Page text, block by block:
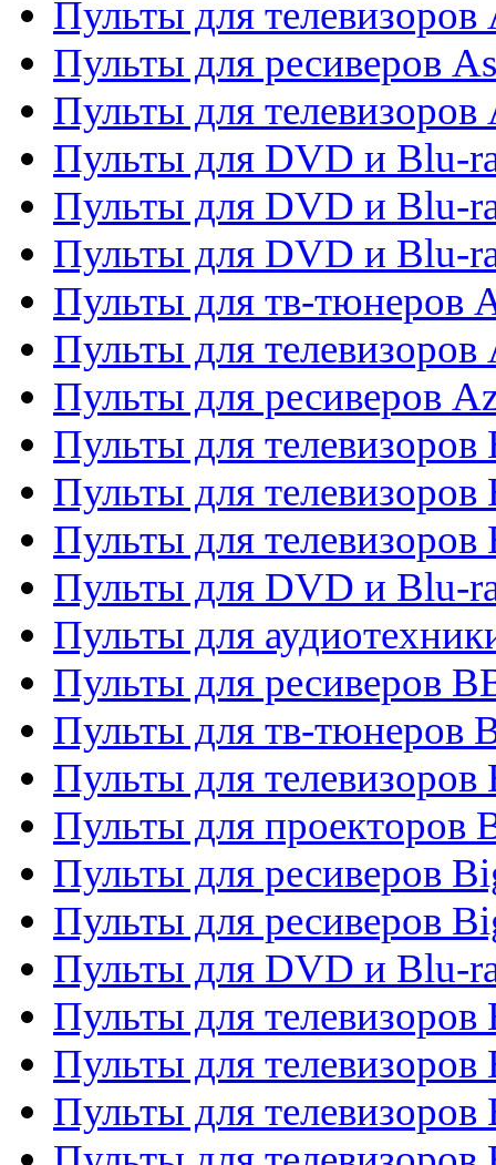
Пульты для телевизоров
Пульты для ресиверов
Пульты для телевизоров
Пульты для DVD и Blu-
Пульты для DVD и Blu-
Пульты для DVD и Blu-
Пульты для тв-тюнеров
Пульты для телевизоров
Пульты для ресиверов
Пульты для
Пульты для
Пульты для
Пульты для DVD и Blu-
Пульты для
Пульты для ресиверов
Пульты для тв-тюнеров
Пульты для телевизоров
Пульты для проекторов
Пульты для ресиверов
Пульты для ресиверов
Пульты для DVD и Blu-
Пульты для телевизоров
Пульты для телевизоров
Пульты для телевизоров